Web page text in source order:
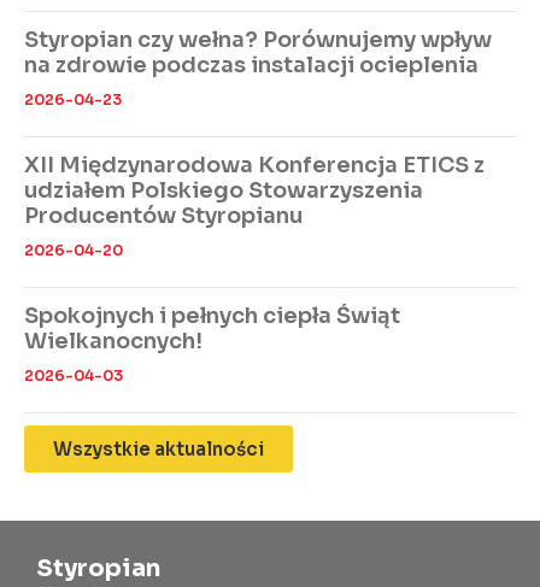
Styropian czy wełna? Porównujemy wpływ
na zdrowie podczas instalacji ocieplenia
2026-04-23
XII Międzynarodowa Konferencja ETICS z
udziałem Polskiego Stowarzyszenia
Producentów Styropianu
2026-04-20
Spokojnych i pełnych ciepła Świąt
Wielkanocnych!
2026-04-03
Wszystkie aktualności
Styropian